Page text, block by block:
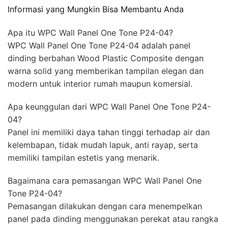
Informasi yang Mungkin Bisa Membantu Anda
Apa itu WPC Wall Panel One Tone P24-04?
WPC Wall Panel One Tone P24-04 adalah panel
dinding berbahan Wood Plastic Composite dengan
warna solid yang memberikan tampilan elegan dan
modern untuk interior rumah maupun komersial.
Apa keunggulan dari WPC Wall Panel One Tone P24-
04?
Panel ini memiliki daya tahan tinggi terhadap air dan
kelembapan, tidak mudah lapuk, anti rayap, serta
memiliki tampilan estetis yang menarik.
Bagaimana cara pemasangan WPC Wall Panel One
Tone P24-04?
Pemasangan dilakukan dengan cara menempelkan
panel pada dinding menggunakan perekat atau rangka